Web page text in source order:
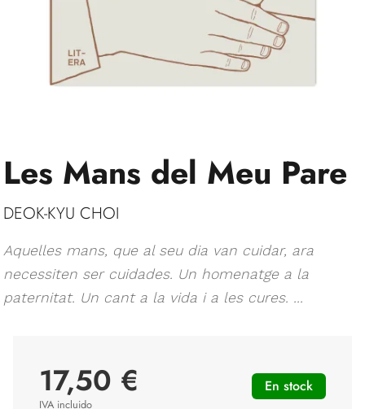
Les Mans del Meu Pare
DEOK-KYU CHOI
Aquelles mans, que al seu dia van cuidar, ara
necessiten ser cuidades. Un homenatge a la
paternitat. Un cant a la vida i a les cures. ...
17,50 €
IVA incluido
En stock